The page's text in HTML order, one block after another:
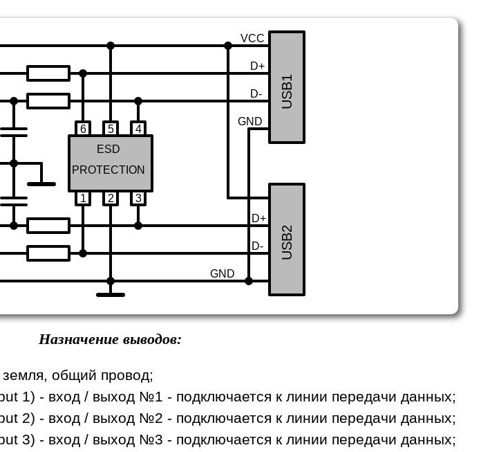
ESD
PROTECTION
VCC
D+
D+
D-
D-
GND
GND
USB1
USB2
1 2 3
6 5 4
Назначение выводов:
общий провод;
1) - вход / выход №1 - подключается к линии передачи данных;
2) - вход / выход №2 - подключается к линии передачи данных;
3) - вход / выход №3 - подключается к линии передачи данных;